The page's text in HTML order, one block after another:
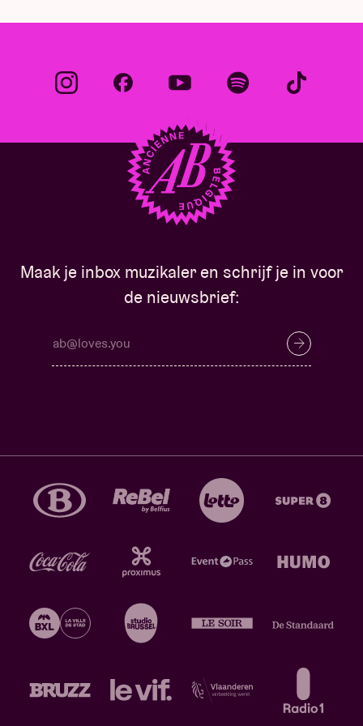
Maak je inbox muzikaler en schrijf je in voor
de nieuwsbrief: